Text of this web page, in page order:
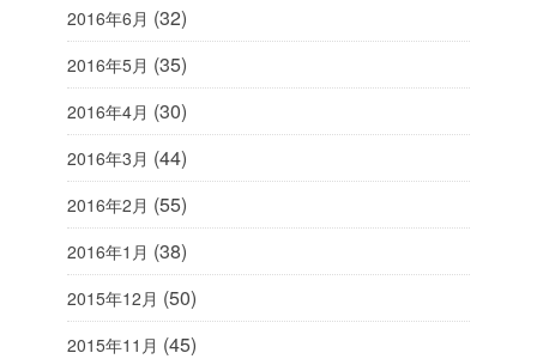
2016年6月 (32)
2016年5月 (35)
2016年4月 (30)
2016年3月 (44)
2016年2月 (55)
2016年1月 (38)
2015年12月 (50)
2015年11月 (45)